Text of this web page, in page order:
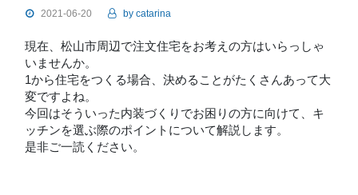
2021-06-20 by catarina
現在、松山市周辺で注文住宅をお考えの方はいらっしゃ
いませんか。
1から住宅をつくる場合、決めることがたくさんあって大
変ですよね。
今回はそういった内装づくりでお困りの方に向けて、キ
ッチンを選ぶ際のポイントについて解説します。
是非ご一読ください。